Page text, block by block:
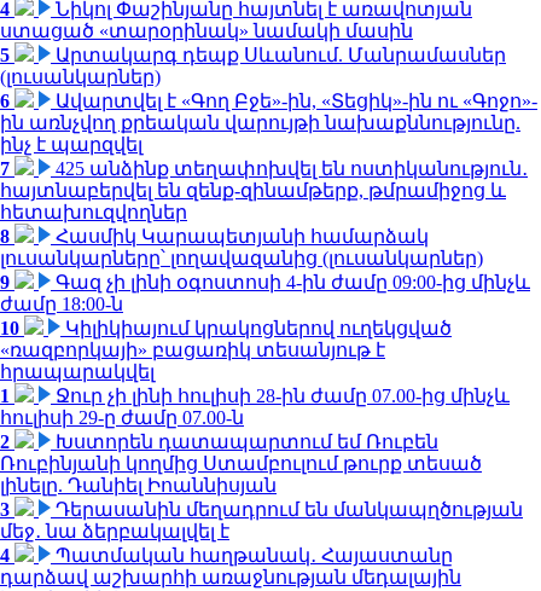
4
Նիկոլ Փաշինյանը հայտնել է առավոտյան
ստացած «տարօրինակ» նամակի մասին
5
Արտակարգ դեպք Սևանում. Մանրամասներ
(լուսանկարներ)
6
Ավարտվել է «Գող Բջե»-ին, «Տեցիկ»-ին ու «Գոջո»-
ին առնչվող քրեական վարույթի նախաքննությունը.
ինչ է պարզվել
7
425 անձինք տեղափոխվել են ոստիկանություն․
հայտնաբերվել են զենք-զինամթերք, թմրամիջոց և
հետախուզվողներ
8
Հասմիկ Կարապետյանի համարձակ
լուսանկարները՝ լողավազանից (լուսանկարներ)
9
Գազ չի լինի օգոստոսի 4-ին ժամը 09:00-ից մինչև
ժամը 18:00-ն
10
Կիլիկիայում կրակոցներով ուղեկցված
«ռազբորկայի» բացառիկ տեսանյութ է
հրապարակվել
1
Ջուր չի լինի հուլիսի 28-ին ժամը 07.00-ից մինչև
հուլիսի 29-ը ժամը 07.00-ն
2
Խստորեն դատապարտում եմ Ռուբեն
Ռուբինյանի կողմից Ստամբուլում թուրք տեսած
լինելը. Դանիել Իոաննիսյան
3
Դերասանին մեղադրում են մանկապղծության
մեջ․ նա ձերբակալվել է
4
Պատմական հաղթանակ․ Հայաստանը
դարձավ աշխարհի առաջնության մեդալային